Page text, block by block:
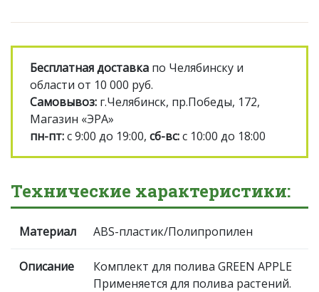
Бесплатная доставка по Челябинску и
области от 10 000 руб.
Самовывоз: г.Челябинск, пр.Победы, 172,
Магазин «ЭРА»
пн-пт:с 9:00 до 19:00, сб-вс:с 10:00 до 18:00
Технические характеристики:
Материал ABS-пластик/Полипропилен
Описание
Комплект для полива GREEN APPLE
Применяется для полива растений.